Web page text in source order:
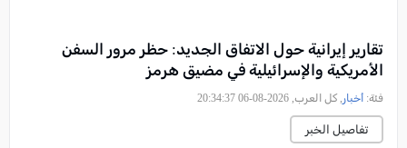
تقارير إيرانية حول الاتفاق الجديد: حظر مرور السفن
الأمريكية والإسرائيلية في مضيق هرمز
فئة: أخبار , كل العرب, 2026-08-06 20:34:37
تفاصيل الخبر